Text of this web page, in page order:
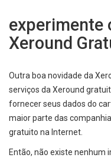
experimente
Xeround
Outra boa novidade da
serviços da Xeround
fornecer seus dados do
maior parte das
gratuito na Internet.
Então, não existe